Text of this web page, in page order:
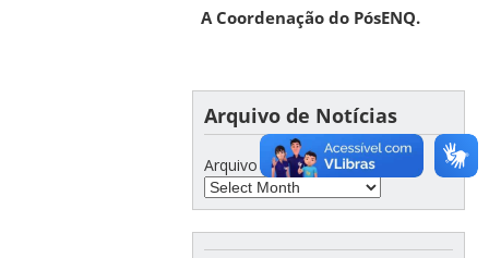
A Coordenação do PósENQ.
Arquivo de Notícias
Arquivo de Notícias